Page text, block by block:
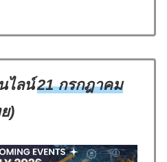
ไลน์21กรกฎาคม
)